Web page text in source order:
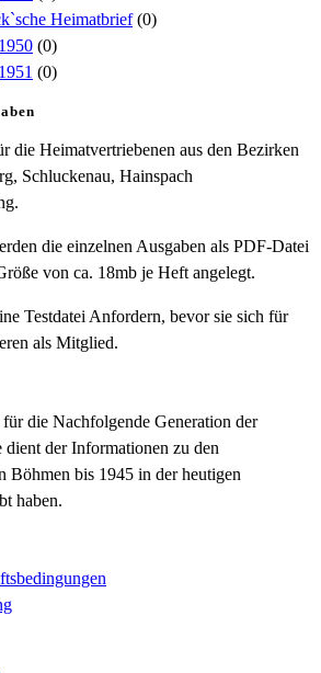
Heimatbrief (0)
1950 (0)
1951 (0)
die Heimatvertriebenen aus den Bezirken
Schluckenau, Hainspach
die einzelnen Ausgaben als PDF-Datei
von ca. 18mb je Heft angelegt.
Testdatei Anfordern, bevor sie sich für
als Mitglied.
die Nachfolgende Generation der
dient der Informationen zu den
Böhmen bis 1945 in der heutigen
haben.